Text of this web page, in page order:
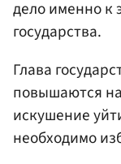
дело именно к
государства.
Глава
повышаются
искушение
необходимо